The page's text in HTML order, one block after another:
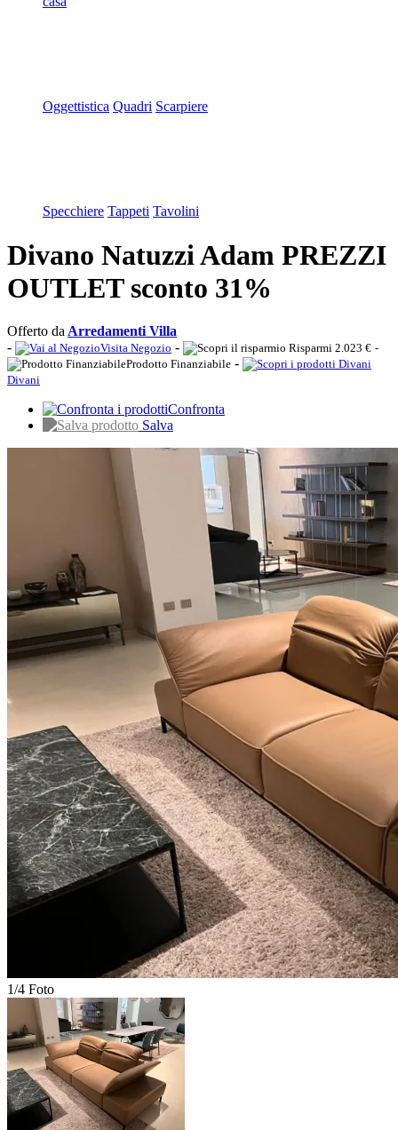
Oggettistica Quadri Scarpiere
Specchiere Tappeti Tavolini
Divano Natuzzi Adam PREZZI
OUTLET sconto 31%
Offerto da Arredamenti Villa
-
Visita Negozio - Risparmi 2.023 € -
Prodotto Finanziabile -
Divani
Confronta
Salva
1/4 Foto